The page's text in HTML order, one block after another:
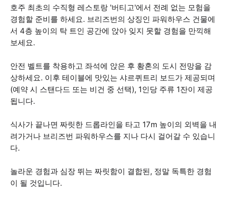
호주 최초의 수직형 레스토랑 '버티고'에서 전례 없는 모험을
경험할 준비를 하세요. 브리즈번의 상징인 파워하우스 건물에
서 4층 높이의 탁 트인 공간에 앉아 잊지 못할 경험을 만끽해
보세요.
안전 벨트를 착용하고 좌석에 앉은 후 황혼의 도시 전망을 감
상하세요. 이후 테이블에 맛있는 샤르퀴트리 보드가 제공되며
(예약 시 스탠다드 또는 비건 중 선택), 1인당 주류 1잔이 제공
됩니다.
식사가 끝나면 짜릿한 드롭라인을 타고 17m 높이의 외벽을 내
려가거나 브리즈번 파워하우스를 지나 다시 걸어갈 수 있습니
다.
놀라운 경험과 심장 뛰는 짜릿함이 결합된, 정말 독특한 경험
이 될 것입니다.